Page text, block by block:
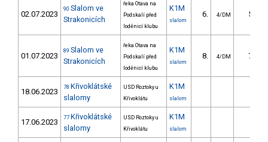
02.07.2023
90 Slalom ve
Strakonicích
řeka Otava na
Podskalí před
loděnicí klubu
K1M
slalom
6. 4/DM 5.56
01.07.2023
89 Slalom ve
Strakonicích
řeka Otava na
Podskalí před
loděnicí klubu
K1M
slalom
8. 4/DM 7.41
18.06.2023 78 Křivoklátské
slalomy
USD Roztoky u
Křivoklátu
K1M
slalom
17.06.2023 77 Křivoklátské
slalomy
USD Roztoky u
Křivoklátu
K1M
slalom